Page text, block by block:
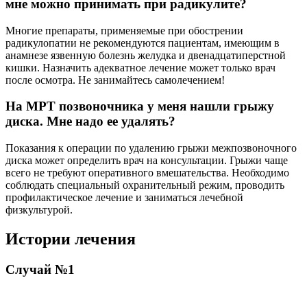
мне можно принимать при радикулите?
Многие препараты, применяемые при обострении
радикулопатии не рекомендуются пациентам, имеющим в
анамнезе язвенную болезнь желудка и двенадцатиперстной
кишки. Назначить адекватное лечение может только врач
после осмотра. Не занимайтесь самолечением!
На МРТ позвоночника у меня нашли грыжу
диска. Мне надо ее удалять?
Показания к операции по удалению грыжи межпозвоночного
диска может определить врач на консультации. Грыжи чаще
всего не требуют оперативного вмешательства. Необходимо
соблюдать специальный охранительный режим, проводить
профилактическое лечение и заниматься лечебной
физкультурой.
Истории лечения
Случай №1